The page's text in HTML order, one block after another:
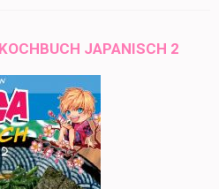
JAPANISCH 2